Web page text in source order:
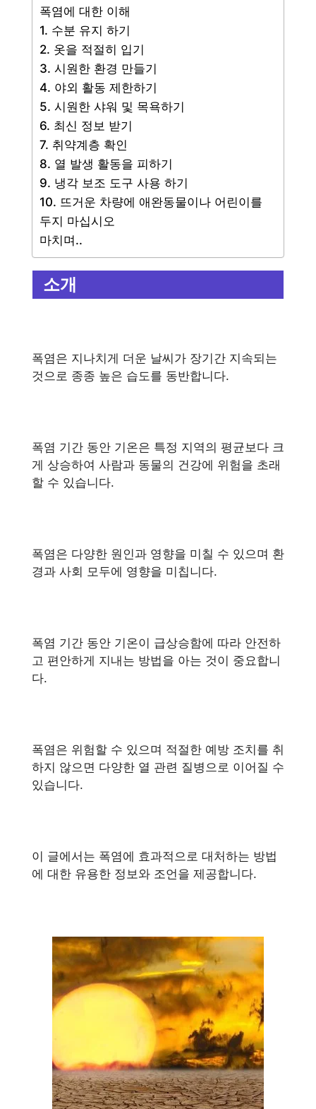
폭염에 대한 이해
1. 수분 유지 하기
2. 옷을 적절히 입기
3. 시원한 환경 만들기
4. 야외 활동 제한하기
5. 시원한 샤워 및 목욕하기
6. 최신 정보 받기
7. 취약계층 확인
8. 열 발생 활동을 피하기
9. 냉각 보조 도구 사용 하기
10. 뜨거운 차량에 애완동물이나 어린이를
두지 마십시오
마치며..
소개
폭염은 지나치게 더운 날씨가 장기간 지속되는
것으로 종종 높은 습도를 동반합니다.
폭염 기간 동안 기온은 특정 지역의 평균보다 크
게 상승하여 사람과 동물의 건강에 위험을 초래
할 수 있습니다.
폭염은 다양한 원인과 영향을 미칠 수 있으며 환
경과 사회 모두에 영향을 미칩니다.
폭염 기간 동안 기온이 급상승함에 따라 안전하
고 편안하게 지내는 방법을 아는 것이 중요합니
다.
폭염은 위험할 수 있으며 적절한 예방 조치를 취
하지 않으면 다양한 열 관련 질병으로 이어질 수
있습니다.
이 글에서는 폭염에 효과적으로 대처하는 방법
에 대한 유용한 정보와 조언을 제공합니다.